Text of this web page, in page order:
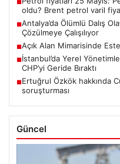
■
oldu? Brent petrol varil
■Antalya’da Ölümlü Dalış
Çözülmeye Çalışılıyor
■Açık Alan Mimarisinde
■İstanbul’da Yerel
CHP’yi Geride Bıraktı
■Ertuğrul Özkök hakkında
soruşturması
Güncel